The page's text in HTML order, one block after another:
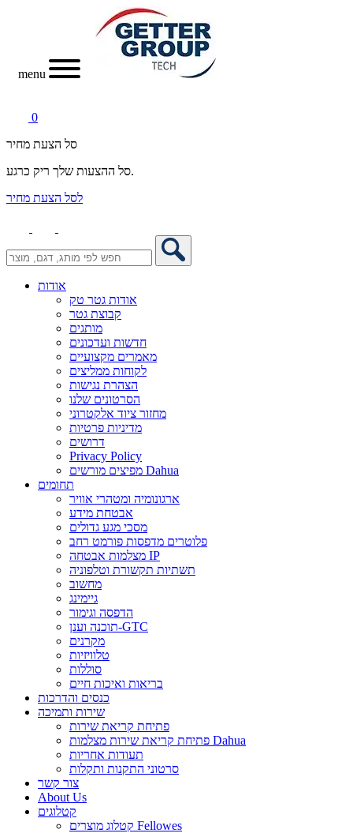
menu
0
סל הצעת מחיר
סל ההצעות שלך ריק כרגע.
לסל הצעת מחיר
אודות
אודות גטר טק
קבוצת גטר
מותגים
חדשות ועדכונים
מאמרים מקצועיים
לקוחות ממליצים
הצהרת נגישות
הסרטונים שלנו
מחזור ציוד אלקטרוני
מדיניות פרטיות
דרושים
Privacy Policy
מפיצים מורשים Dahua
תחומים
ארגונומיה ומטהרי אוויר
אבטחת מידע
מסכי מגע גדולים
פלוטרים מדפסות פורמט רחב
מצלמות אבטחה IP
תשתיות תקשורת וטלפוניה
מחשוב
גיימינג
הדפסה וגימור
תוכנה וענן-GTC
מקרנים
טלוויזיות
סוללות
בריאות ואיכות חיים
כנסים והדרכות
שירות ותמיכה
פתיחת קריאת שירות
פתיחת קריאת שירות מצלמות Dahua
תעודות אחריות
סרטוני התקנות ותקלות
צור קשר
About Us
קטלוגים
קטלוג מוצרים Fellowes